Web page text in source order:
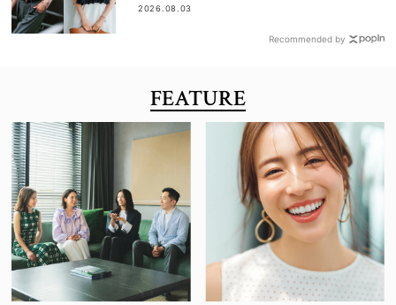
2026.08.03
Recommended by
FEATURE